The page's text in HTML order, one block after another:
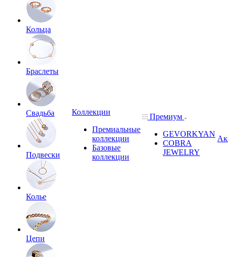
Кольца
Браслеты
Свадьба
Подвески
Колье
Цепи
Коллекции
Премиальные
коллекции
Базовые
коллекции
Премиум
GEVORKYAN
COBRA
JEWELRY